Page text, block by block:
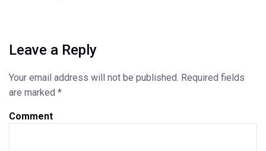
Leave a Reply
Your email address will not be published. Required fields
are marked *
Comment